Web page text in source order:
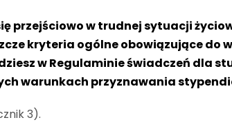
przejściowo w trudnej sytuacji
kryteria ogólne obowiązujące
w Regulaminie świadczeń dla
warunkach przyznawania
3).